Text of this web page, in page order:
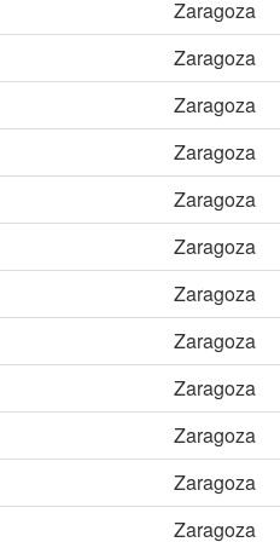
Zaragoza
Zaragoza
Zaragoza
Zaragoza
Zaragoza
Zaragoza
Zaragoza
Zaragoza
Zaragoza
Zaragoza
Zaragoza
Zaragoza